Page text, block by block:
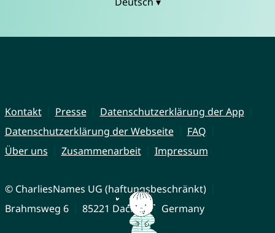
Kontakt Presse
Datenschutzerklärung der App
Datenschutzerklärung der Webseite
FAQ
Über uns
Zusammenarbeit Impressum
© CharliesNames UG (haftungsbeschränkt)
Brahmsweg 6
85221 Dachau Germany